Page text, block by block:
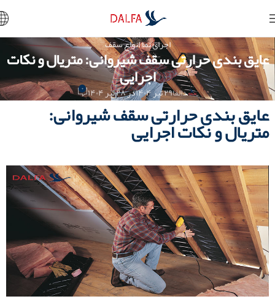
اجرای نما,انواع سقف
عایق بندی حرارتی سقف شیروانی: متریال و نکات
اجرایی
دالفا۲۹ تیر ۱۴۰۴ در ۲۸ تیر ۱۴۰۴ ۰
عایق بندی حرارتی سقف شیروانی:
متریال و نکات اجرایی